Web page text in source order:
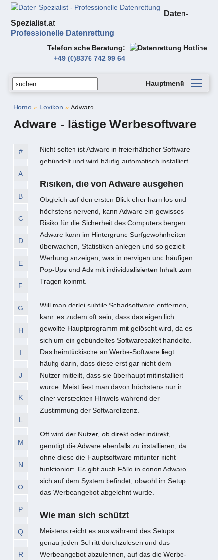
Daten-
Spezialist.at
Professionelle Datenrettung
Telefonische Beratung
+49 (0)8376 742 99 64
Hauptmenü
Home » Lexikon »Adware
Adware - lästige Werbesoftware
#
A
B
C
D
E
F
G
H
I
J
K
L
M
N
O
P
Q
R
Nicht selten ist Adware in freierhälticher Software
gebündelt und wird häufig automatisch installiert.
Risiken, die von Adware ausgehen
Obgleich auf den ersten Blick eher harmlos und
höchstens nervend, kann Adware ein gewisses
Risiko für die Sicherheit des Computers bergen.
Adware kann im Hintergrund Surfgewohnheiten
überwachen, Statistiken anlegen und so gezielt
Werbung anzeigen, was in nervigen und häufigen
Pop-Ups und Ads mit individualisierten Inhalt zum
Tragen kommt.
Will man derlei subtile Schadsoftware entfernen,
kann es zudem oft sein, dass das eigentlich
gewollte Hauptprogramm mit gelöscht wird, da es
sich um ein gebündeltes Softwarepaket handelte.
Das heimtückische an Werbe-Software liegt
häufig darin, dass diese erst gar nicht dem
Nutzer mitteilt, dass sie überhaupt mitinstalliert
wurde. Meist liest man davon höchstens nur in
einer versteckten Hinweis während der
Zustimmung der Softwarelizenz.
Oft wird der Nutzer, ob direkt oder indirekt,
genötigt die Adware ebenfalls zu installieren, da
ohne diese die Hauptsoftware mitunter nicht
funktioniert. Es gibt auch Fälle in denen Adware
sich auf dem System befindet, obwohl im Setup
das Werbeangebot abgelehnt wurde.
Wie man sich schützt
Meistens reicht es aus während des Setups
genau jeden Schritt durchzulesen und das
Werbeangebot abzulehnen, auf das die Werbe-